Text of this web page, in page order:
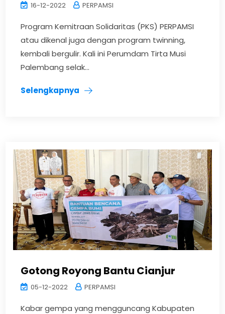
16-12-2022 PERPAMSI
Program Kemitraan Solidaritas (PKS) PERPAMSI
atau dikenal juga dengan program twinning,
kembali bergulir. Kali ini Perumdam Tirta Musi
Palembang selak...
Selengkapnya
Gotong Royong Bantu Cianjur
05-12-2022 PERPAMSI
Kabar gempa yang mengguncang Kabupaten